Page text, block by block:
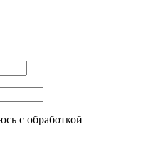
с обработкой